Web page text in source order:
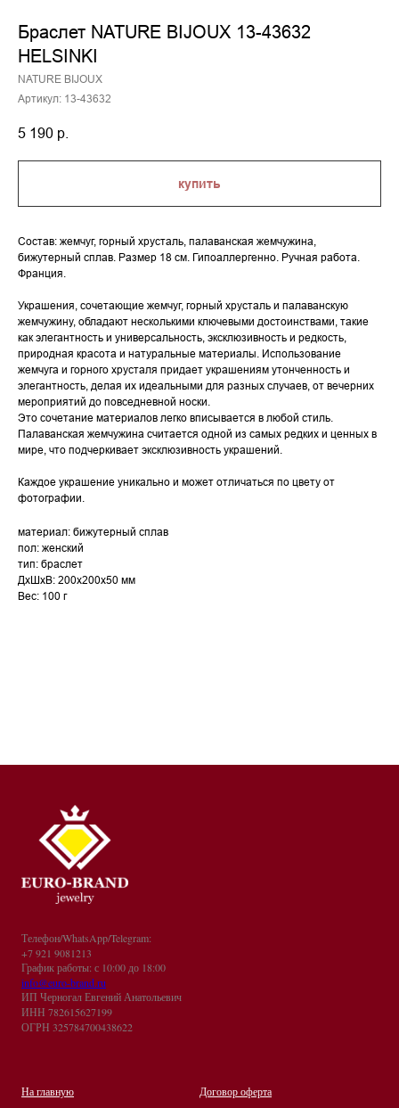
Браслет NATURE BIJOUX 13-43632
HELSINKI
NATURE BIJOUX
Артикул: 13-43632
5 190 р.
купить
Состав: жемчуг, горный хрусталь, палаванская жемчужина,
бижутерный сплав. Размер 18 см. Гипоаллергенно. Ручная работа.
Франция.
Украшения, сочетающие жемчуг, горный хрусталь и палаванскую
жемчужину, обладают несколькими ключевыми достоинствами, такие
как элегантность и универсальность, эксклюзивность и редкость,
природная красота и натуральные материалы. Использование
жемчуга и горного хрусталя придает украшениям утонченность и
элегантность, делая их идеальными для разных случаев, от вечерних
мероприятий до повседневной носки.
Это сочетание материалов легко вписывается в любой стиль.
Палаванская жемчужина считается одной из самых редких и ценных в
мире, что подчеркивает эксклюзивность украшений.
Каждое украшение уникально и может отличаться по цвету от
фотографии.
материал: бижутерный сплав
пол: женский
тип: браслет
ДxШxВ: 200x200x50 мм
Вес: 100 г
Телефон/WhatsApp/Telegram:
+7 921 9081213
График работы: с 10:00 до 18:00
info@euro-brand.ru
ИП Черногал Евгений Анатольевич
ИНН 782615627199
ОГРН 325784700438622
На главную Договор оферта